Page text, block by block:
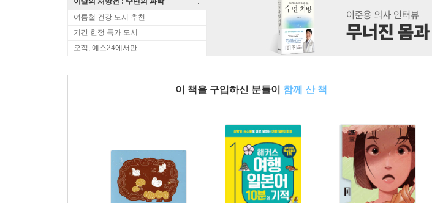
여름철 건강 도서 추천
기간 한정 특가 도서
오직, 예스24에서만
이 책을 구입하신 분들이 함께 산 책